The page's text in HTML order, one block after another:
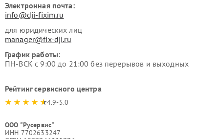
Электронная почта:
info@dji-fixim.ru
для юридических лиц
manager@fix-dji.ru
График работы:
ПН-ВСК с 9:00 до 21:00 без перерывов и выходных
Рейтинг сервисного центра
4.9-5.0
ООО "Русервис"
ИНН 7702633247